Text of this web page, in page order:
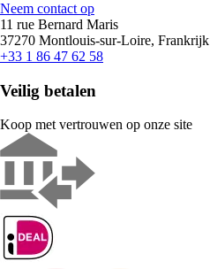
Neem contact op
11 rue Bernard Maris
37270 Montlouis-sur-Loire, Frankrijk
+33 1 86 47 62 58
Veilig betalen
Koop met vertrouwen op onze site